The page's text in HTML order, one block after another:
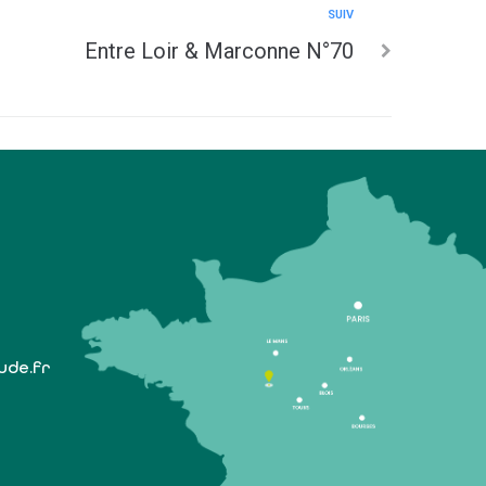
SUIV
Entre Loir & Marconne N°70